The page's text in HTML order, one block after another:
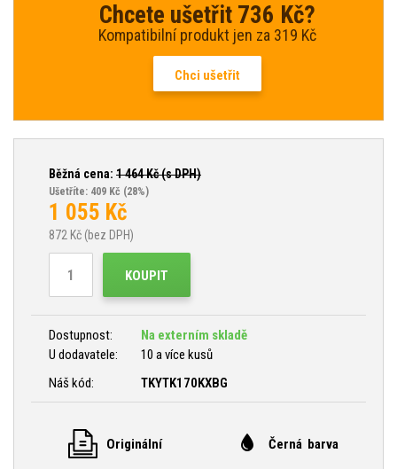
Chcete ušetřit 736 Kč?
Kompatibilní produkt jen za 319 Kč
Chci ušetřit
Běžná cena: 1 464Kč (s DPH)
Ušetříte: 409 Kč (28%)
1 055 Kč
872 Kč (bez DPH)
KOUPIT
Dostupnost:
Na externím skladě
U dodavatele:
10 a více kusů
Náš kód:
TKYTK170KXBG
Originální Černá barva